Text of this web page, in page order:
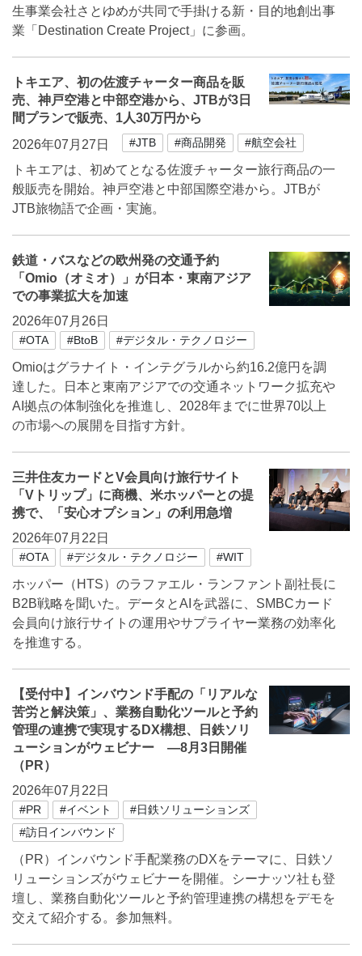
生事業会社さとゆめが共同で手掛ける新・目的地創出事
業「Destination Create Project」に参画。
トキエア、初の佐渡チャーター商品を販
売、神戸空港と中部空港から、JTBが3日
間プランで販売、1人30万円から
2026年07月27日
#JTB #商品開発 #航空会社
トキエアは、初めてとなる佐渡チャーター旅行商品の一
般販売を開始。神戸空港と中部国際空港から。JTBが
JTB旅物語で企画・実施。
鉄道・バスなどの欧州発の交通予約
「Omio（オミオ）」が日本・東南アジア
での事業拡大を加速
2026年07月26日
#OTA #BtoB #デジタル・テクノロジー
Omioはグラナイト・インテグラルから約16.2億円を調
達した。日本と東南アジアでの交通ネットワーク拡充や
AI拠点の体制強化を推進し、2028年までに世界70以上
の市場への展開を目指す方針。
三井住友カードとV会員向け旅行サイト
「Vトリップ」に商機、米ホッパーとの提
携で、「安心オプション」の利用急増
2026年07月22日
#OTA #デジタル・テクノロジー #WIT
ホッパー（HTS）のラファエル・ランファント副社長に
B2B戦略を聞いた。データとAIを武器に、SMBCカード
会員向け旅行サイトの運用やサプライヤー業務の効率化
を推進する。
【受付中】インバウンド手配の「リアルな
苦労と解決策」、業務自動化ツールと予約
管理の連携で実現するDX構想、日鉄ソリ
ューションがウェビナー ―8月3日開催
（PR）
2026年07月22日
#PR #イベント
#日鉄ソリューションズ
#訪日インバウンド
（PR）インバウンド手配業務のDXをテーマに、日鉄ソ
リューションズがウェビナーを開催。シーナッツ社も登
壇し、業務自動化ツールと予約管理連携の構想をデモを
交えて紹介する。参加無料。